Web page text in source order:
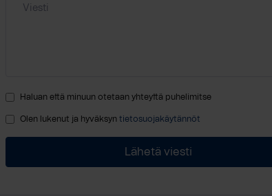
Haluan että minuun otetaan yhteyttä puhelimitse
Olen lukenut ja hyväksyntietosuojakäytännöt